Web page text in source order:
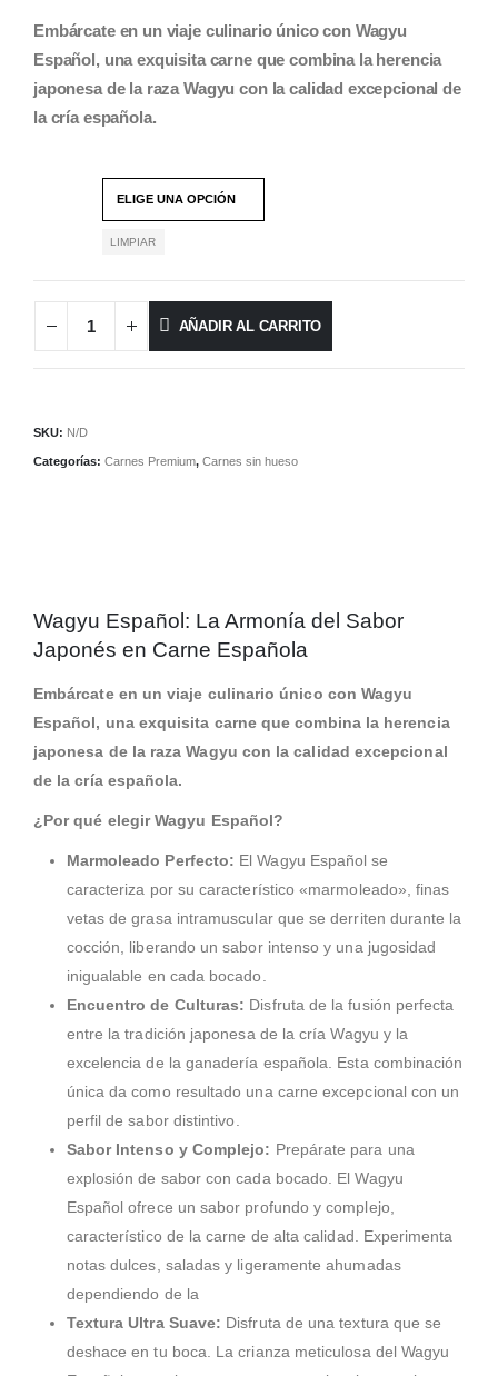
Embárcate en un viaje culinario único con Wagyu
Español, una exquisita carne que combina la herencia
japonesa de la raza Wagyu con la calidad excepcional de
la cría española.
LIMPIAR
AÑADIR AL CARRITO
SKU: N/D
Categorías: Carnes Premium, Carnes sin hueso
Wagyu Español: La Armonía del Sabor
Japonés en Carne Española
Embárcate en un viaje culinario único con Wagyu
Español, una exquisita carne que combina la herencia
japonesa de la raza Wagyu con la calidad excepcional
de la cría española.
¿Por qué elegir Wagyu Español?
Marmoleado Perfecto: El Wagyu Español se
caracteriza por su característico «marmoleado», finas
vetas de grasa intramuscular que se derriten durante la
cocción, liberando un sabor intenso y una jugosidad
inigualable en cada bocado.
Encuentro de Culturas: Disfruta de la fusión perfecta
entre la tradición japonesa de la cría Wagyu y la
excelencia de la ganadería española. Esta combinación
única da como resultado una carne excepcional con un
perfil de sabor distintivo.
Sabor Intenso y Complejo: Prepárate para una
explosión de sabor con cada bocado. El Wagyu
Español ofrece un sabor profundo y complejo,
característico de la carne de alta calidad. Experimenta
notas dulces, saladas y ligeramente ahumadas
dependiendo de la
Textura Ultra Suave: Disfruta de una textura que se
deshace en tu boca. La crianza meticulosa del Wagyu